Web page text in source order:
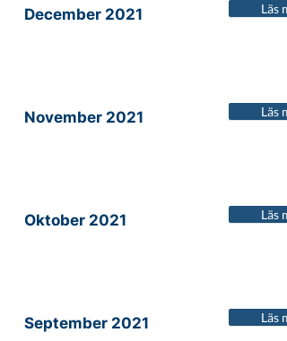
December 2021 Läs
November 2021 Läs
Oktober 2021 Läs
September 2021 Läs